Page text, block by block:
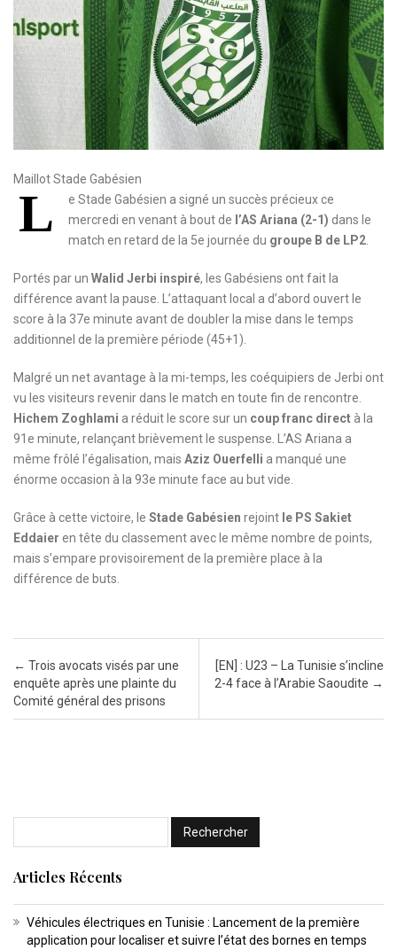
Maillot Stade Gabésien
L
e Stade Gabésien a signé un succès précieux ce
mercredi en venant à bout de l’AS Ariana (2-1) dans le
match en retard de la 5e journée du groupe B de LP2.
Portés par un Walid Jerbi inspiré, les Gabésiens ont fait la
différence avant la pause. L’attaquant local a d’abord ouvert le
score à la 37e minute avant de doubler la mise dans le temps
additionnel de la première période (45+1).
Malgré un net avantage à la mi-temps, les coéquipiers de Jerbi ont
vu les visiteurs revenir dans le match en toute fin de rencontre.
Hichem Zoghlami a réduit le score sur un coup franc direct à la
91e minute, relançant brièvement le suspense. L’AS Ariana a
même frôlé l’égalisation, mais Aziz Ouerfelli a manqué une
énorme occasion à la 93e minute face au but vide.
Grâce à cette victoire, le Stade Gabésien rejoint le PS Sakiet
Eddaier en tête du classement avec le même nombre de points,
mais s’empare provisoirement de la première place à la
différence de buts.
Post navigation
← Trois avocats visés par une
enquête après une plainte du
Comité général des prisons
[EN] : U23 – La Tunisie s’incline
2-4 face à l’Arabie Saoudite →
Articles Récents
Véhicules électriques en Tunisie : Lancement de la première
application pour localiser et suivre l’état des bornes en temps